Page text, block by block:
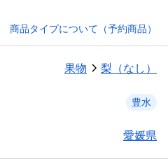
商品タイプについて（予約商品）
果物 梨（なし）
豊水
愛媛県